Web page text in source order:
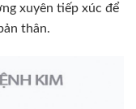
xuyên tiếp xúc để
thân.